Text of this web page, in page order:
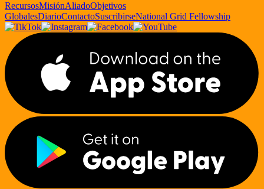
RecursosMisiónAliadoObjetivos
GlobalesDiarioContactoSuscribirseNational Grid Fellowship